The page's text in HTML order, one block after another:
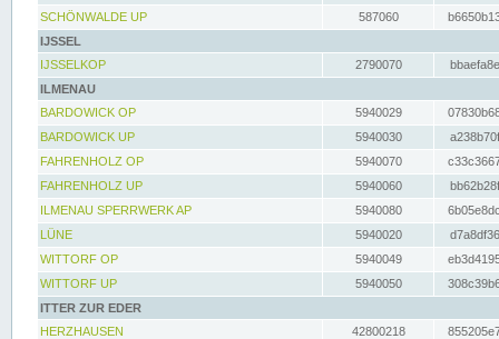
SCHÖNWALDE UP
587060
IJSSEL
IJSSELKOP
2790070
ILMENAU
BARDOWICK OP
5940029
BARDOWICK UP
5940030
FAHRENHOLZ OP
5940070
FAHRENHOLZ UP
5940060
ILMENAU SPERRWERK AP
5940080
LÜNE
5940020
WITTORF OP
5940049
WITTORF UP
5940050
ITTER ZUR EDER
HERZHAUSEN
42800218